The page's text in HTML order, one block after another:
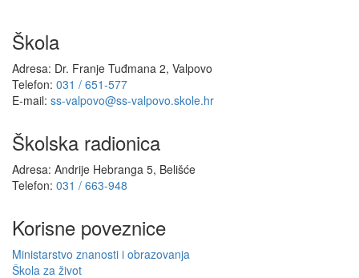
Škola
Adresa: Dr. Franje Tuđmana 2, Valpovo
Telefon: 031 / 651-577
E-mail: ss-valpovo@ss-valpovo.skole.hr
Školska radionica
Adresa: Andrije Hebranga 5, Belišće
Telefon: 031 / 663-948
Korisne poveznice
Ministarstvo znanosti i obrazovanja
Škola za život